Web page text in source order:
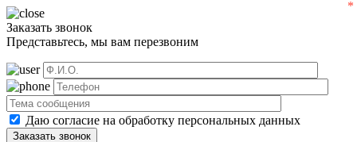
Заказать звонок
Представьтесь, мы вам перезвоним
Даю согласие на обработку персональных данных